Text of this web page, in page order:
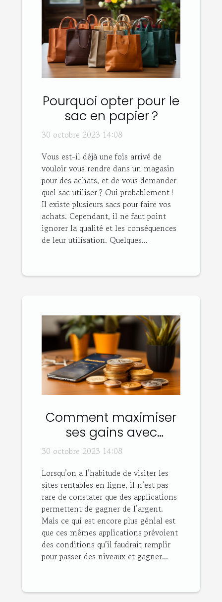
Pourquoi opter pour le
sac en papier ?
30 octobre 2023 14:08
Vous est-il déjà une fois arrivé de
vouloir vous rendre dans un magasin
pour des achats, et de vous demander
quel sac utiliser ? Oui probablement !
Il existe plusieurs sacs pour faire vos
achats. Cependant, il ne faut point
ignorer la qualité et les conséquences
de leur utilisation. Quelques...
Comment maximiser
ses gains avec
Sweatcoin ?
30 octobre 2023 14:08
Lorsqu’on a l’habitude de visiter les
sites rentables en ligne, il n’est pas
rare de constater que des applications
permettent de gagner de l’argent.
Mais ce qui est encore plus génial est
que ces mêmes applications prévoient
des conditions qu’il faudrait remplir
pour passer des niveaux et gagner...